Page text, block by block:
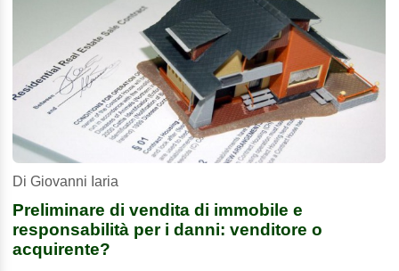
Di Giovanni Iaria
Preliminare di vendita di immobile e
responsabilità per i danni: venditore o
acquirente?